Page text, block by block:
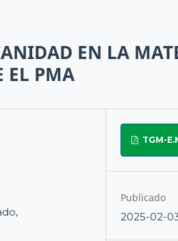
EN LA
EL PMA
TGM-
Publicado
2025-02-